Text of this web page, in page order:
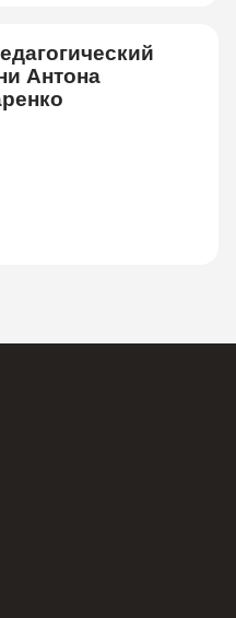
Антона